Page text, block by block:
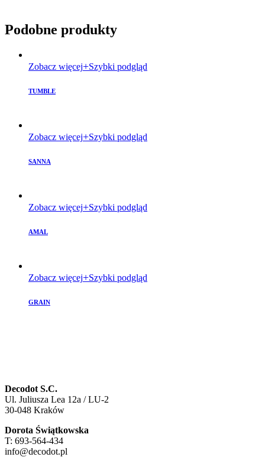
Podobne produkty
Zobacz więcej Szybki podgląd
TUMBLE
Zobacz więcej Szybki podgląd
SANNA
Zobacz więcej Szybki podgląd
AMAL
Zobacz więcej Szybki podgląd
GRAIN
Decodot S.C.
Ul. Juliusza Lea 12a / LU-2
30-048 Kraków
Dorota Świątkowska
T: 693-564-434
info@decodot.pl